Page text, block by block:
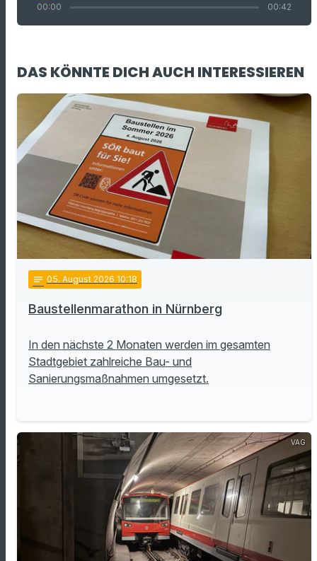
00:00 00:42
DAS KÖNNTE DICH AUCH INTERESSIEREN
notes 05. August 2026 10:18
Baustellenmarathon in Nürnberg
In den nächste 2 Monaten werden im gesamten
Stadtgebiet zahlreiche Bau- und
Sanierungsmaßnahmen umgesetzt.
VAG